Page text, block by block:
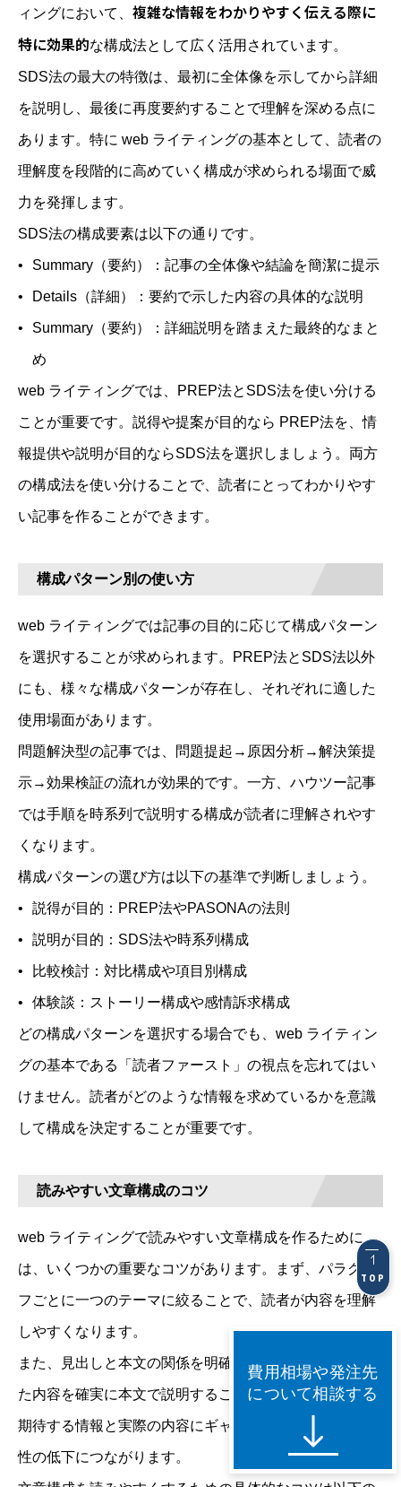
ィングにおいて、 複雑な情報をわかりやすく伝える際に
特に効果的な構成法として広く活用されています。
SDS法の最大の特徴は、最初に全体像を示してから詳細
を説明し、最後に再度要約することで理解を深める点に
あります。特に web ライティングの基本として、読者の
理解度を段階的に高めていく構成が求められる場面で威
力を発揮します。
SDS法の構成要素は以下の通りです。
Summary（要約）：記事の全体像や結論を簡潔に提示
Details（詳細）：要約で示した内容の具体的な説明
Summary（要約）：詳細説明を踏まえた最終的なまと
め
web ライティングでは、PREP法とSDS法を使い分ける
ことが重要です。説得や提案が目的なら PREP法を、情
報提供や説明が目的ならSDS法を選択しましょう。両方
の構成法を使い分けることで、読者にとってわかりやす
い記事を作ることができます。
構成パターン別の使い方
web ライティングでは記事の目的に応じて構成パターン
を選択することが求められます。PREP法とSDS法以外
にも、様々な構成パターンが存在し、それぞれに適した
使用場面があります。
問題解決型の記事では、問題提起→原因分析→解決策提
示→効果検証の流れが効果的です。一方、ハウツー記事
では手順を時系列で説明する構成が読者に理解されやす
くなります。
構成パターンの選び方は以下の基準で判断しましょう。
説得が目的：PREP法やPASONAの法則
説明が目的：SDS法や時系列構成
比較検討：対比構成や項目別構成
体験談：ストーリー構成や感情訴求構成
どの構成パターンを選択する場合でも、web ライティン
グの基本である「読者ファースト」の視点を忘れてはい
けません。読者がどのような情報を求めているかを意識
して構成を決定することが重要です。
読みやすい文章構成のコツ
web ライティングで読みやすい文章構成を作るために
は、いくつかの重要なコツがあります。まず、パラグラ
フごとに一つのテーマに絞ることで、読者が内容を理解
しやすくなります。
また、見出しと本文の関係を明確にし、見出しで約束し
た内容を確実に本文で説明することが大切です。読者が
期待する情報と実際の内容にギャップが生じると、信頼
性の低下につながります。
TOP
費用相場や発注先
について相談する